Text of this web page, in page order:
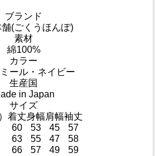
ブランド
(ごくうほんぽ)
素材
綿100%
カラー
ール・ネイビー
生産国
in Japan
サイズ
着丈身幅肩幅袖丈
60 53 45
57
63 55 47
58
66 57 49 59